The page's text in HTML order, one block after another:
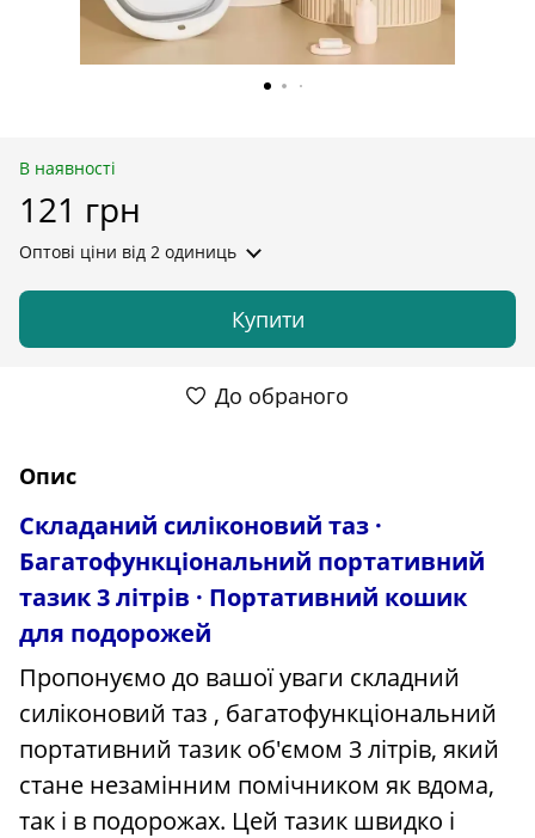
В наявності
121 грн
Оптові ціни від 2 одиниць
Купити
До обраного
Опис
Складаний силіконовий таз ·
Багатофункціональний портативний
тазик 3 літрів · Портативний кошик
для подорожей
Пропонуємо до вашої уваги складний
силіконовий таз , багатофункціональний
портативний тазик об'ємом 3 літрів, який
стане незамінним помічником як вдома,
так і в подорожах. Цей тазик швидко і